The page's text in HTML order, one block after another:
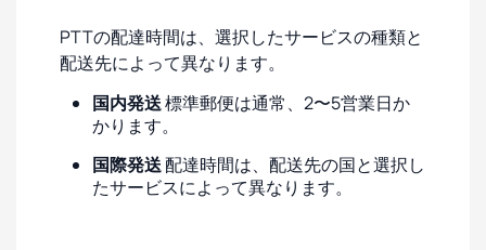
PTTの配達時間は、選択したサービスの種類と
配送先によって異なります。
国内発送標準郵便は通常、2〜5営業日か
かります。
国際発送配達時間は、配送先の国と選択し
たサービスによって異なります。